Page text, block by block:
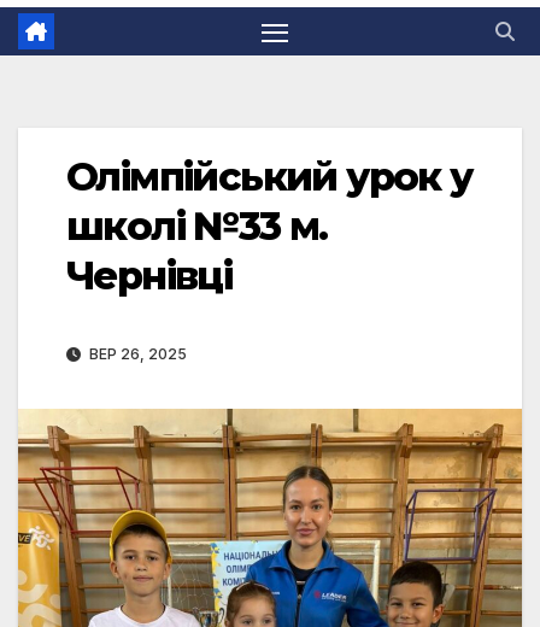
Олімпійський урок у
школі №33 м.
Чернівці
ВЕР 26, 2025